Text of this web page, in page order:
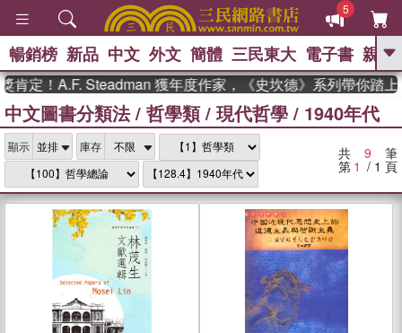
5
GO
熱搜： 東野圭吾 、 高希均教授回憶錄
、 The Odyssey 、 父親節 、 如果歷
史是一群喵
、
國際布克
獎 臺灣漫遊錄 、
台灣的李
登輝時代 、 數學女孩：黎曼猜想
偉大的迷走神經
暢銷榜 新品 中文 外文 簡體 三民東大 電子書 親子
定！A.F. Steadman 獲年度作家，《史坎德》系列帶你踏上
中文圖書分類法/ 哲學類/ 現代哲學 / 1940年代
顯示 庫存 共 9 筆
第 1 / 1 頁